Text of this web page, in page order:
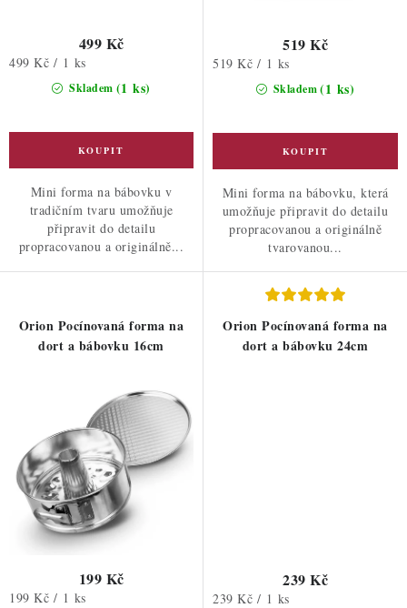
Skladem (1 ks)
499 Kč
Měrná
499 Kč / 1 ks
Mini forma na bábovku v
tradičním tvaru umožňuje
připravit do detailu
propracovanou a originálně...
Skladem(1 ks)
519 Kč
Měrná
519 Kč / 1 ks
Mini forma na bábovku, která
umožňuje připravit do detailu
propracovanou a originálně
tvarovanou...
Orion Pocínovaná forma na
dort a bábovku 16cm
199 Kč
Měrná
199 Kč / 1 ks
Orion Pocínovaná forma na
dort a bábovku 24cm
239 Kč
Měrná
239 Kč / 1 ks